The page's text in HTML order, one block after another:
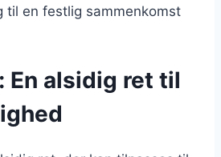
til en festlig sammenkomst
En alsidig ret til